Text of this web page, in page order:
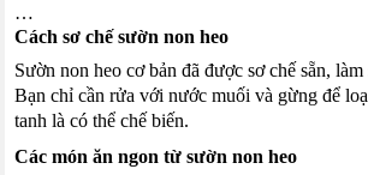
…
Cách sơ chế sườn non heo
Sườn non heo cơ bản đã được sơ chế sẵn,
Bạn chỉ cần rửa với nước muối và gừng để
tanh là có thể chế biến.
Các món ăn ngon từ sườn non heo